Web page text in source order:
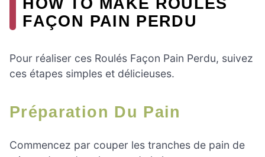
FAÇON PAIN PERDU
Pour réaliser ces Roulés Façon Pain Perdu, suivez
ces étapes simples et délicieuses.
Préparation Du Pain
Commencez par couper les tranches de pain de